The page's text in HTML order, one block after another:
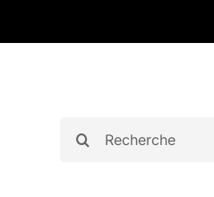
au
Rechercher: